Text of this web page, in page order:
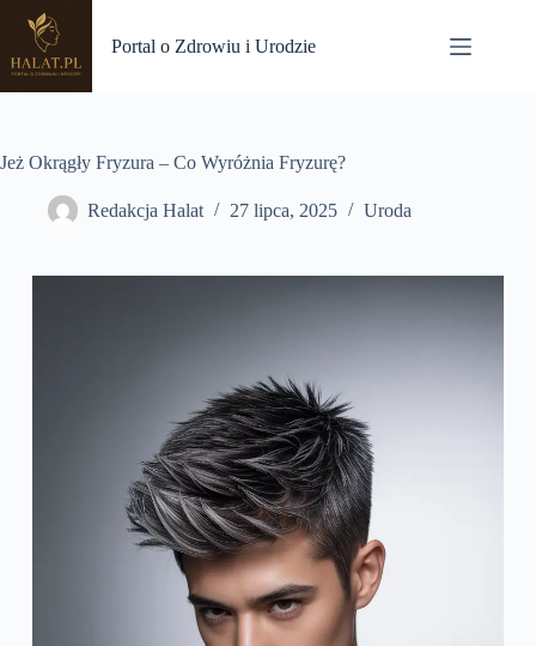
Przejdź
treści
Portal o Zdrowiu i Urodzie
Jeż Okrągły Fryzura – Co Wyróżnia Fryzurę?
Redakcja Halat 27 lipca, 2025 Uroda